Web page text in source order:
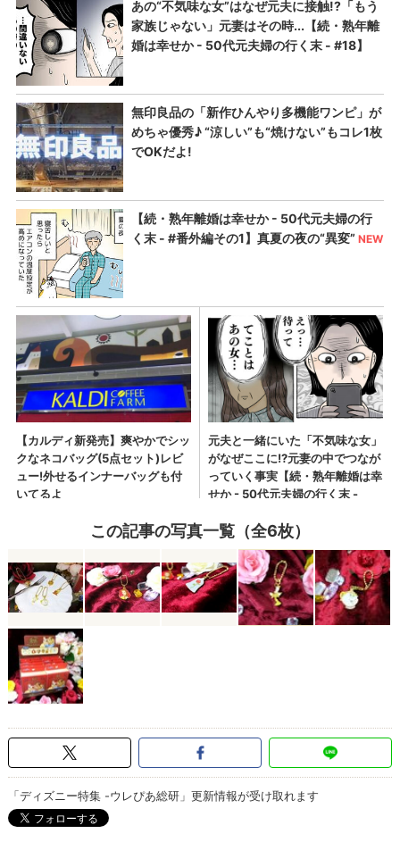
この記事の写真一覧（全6枚）
「ディズニー特集 -ウレぴあ総研」更新情報が受け取れます